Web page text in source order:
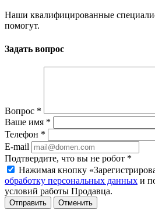
Наши квалифицированные
помогут.
Задать вопрос
Вопрос *
Ваше имя *
Телефон *
E-mail
Подтвердите, что вы не робот *
Нажимая кнопку
обработку персональных данных и
условий работы Продавца.
Отменить